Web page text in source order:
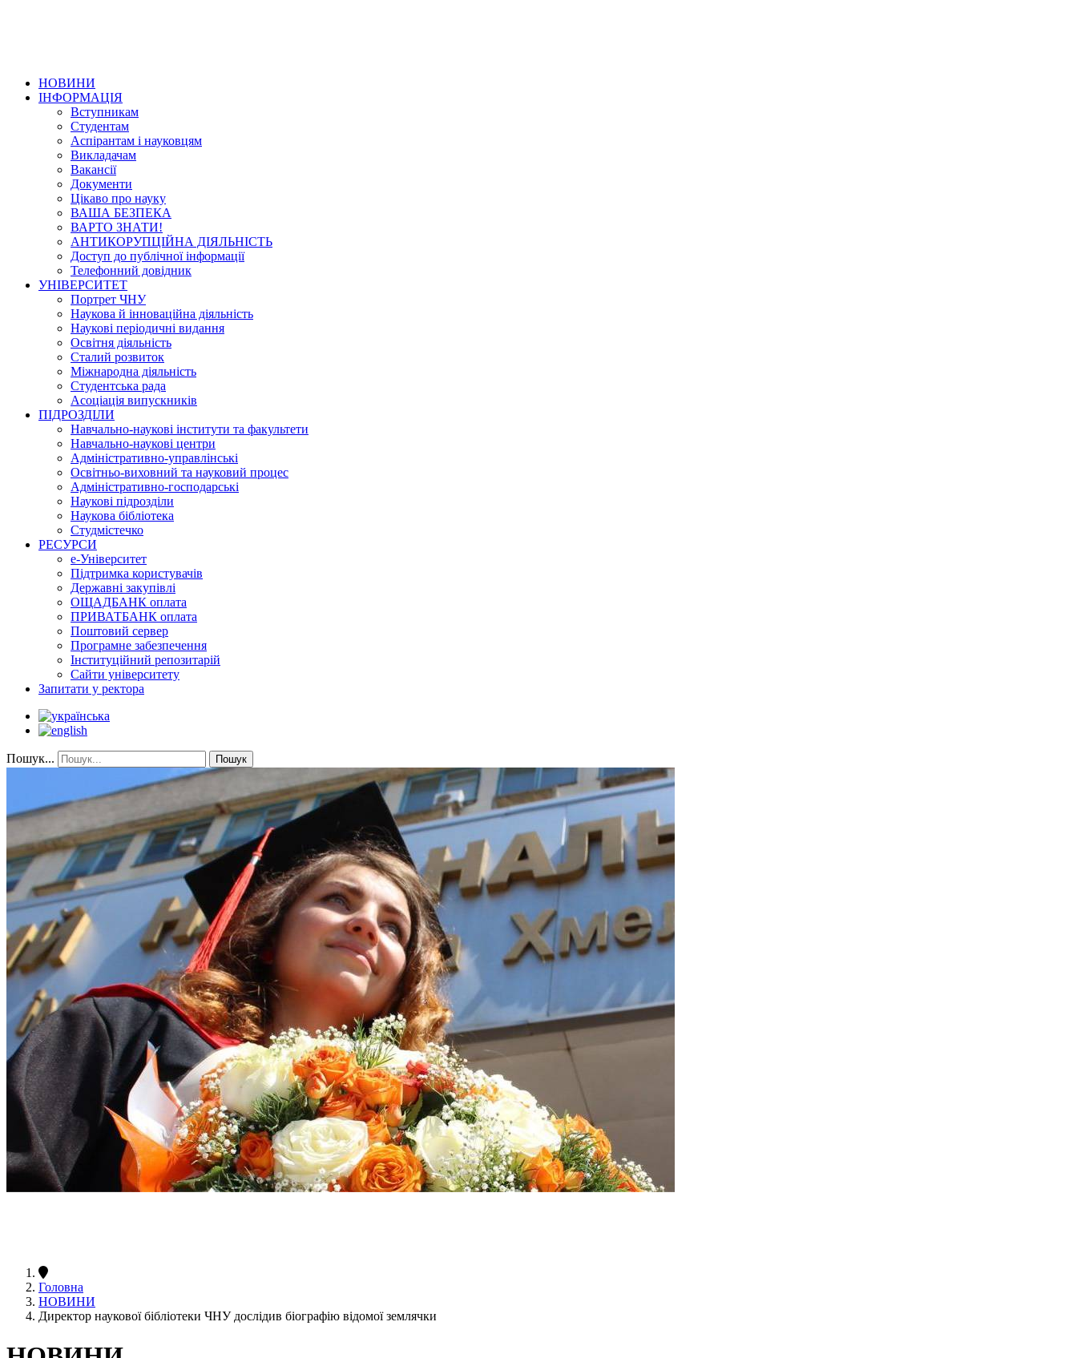
НОВИНИ
ІНФОРМАЦІЯ
Вступникам
Студентам
Аспірантам і науковцям
Викладачам
Вакансії
Документи
Цікаво про науку
ВАША БЕЗПЕКА
ВАРТО ЗНАТИ!
АНТИКОРУПЦІЙНА ДІЯЛЬНІСТЬ
Доступ до публічної інформації
Телефонний довідник
УНІВЕРСИТЕТ
Портрет ЧНУ
Наукова й інноваційна діяльність
Наукові періодичні видання
Освітня діяльність
Сталий розвиток
Міжнародна діяльність
Студентська рада
Асоціація випускників
ПІДРОЗДІЛИ
Навчально-наукові інститути та факультети
Навчально-наукові центри
Адміністративно-управлінські
Освітньо-виховний та науковий процес
Адміністративно-господарські
Наукові підрозділи
Наукова бібліотека
Студмістечко
РЕСУРСИ
е-Університет
Підтримка користувачів
Державні закупівлі
ОЩАДБАНК оплата
ПРИВАТБАНК оплата
Поштовий сервер
Програмне забезпечення
Інституційний репозитарій
Сайти університету
Запитати у ректора
Пошук... Пошук
Головна
НОВИНИ
Директор наукової бібліотеки ЧНУ дослідив біографію відомої землячки